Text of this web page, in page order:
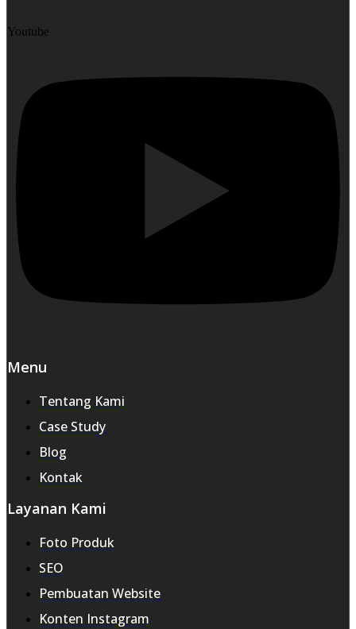
Youtube
Menu
Tentang Kami
Case Study
Blog
Kontak
Layanan Kami
Foto Produk
SEO
Pembuatan Website
Konten Instagram